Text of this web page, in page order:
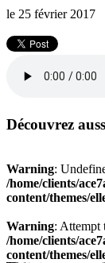
le 25 février 2017
Découvrez
Warning:
/home/clients/
content/themes/
Warning: Attempt
/home/clients/
content/themes/